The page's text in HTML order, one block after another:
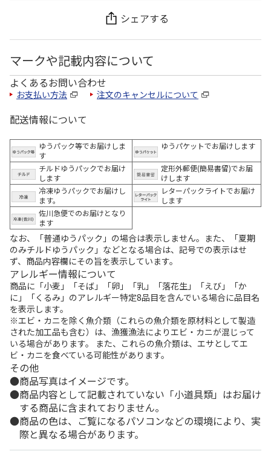
シェアする
マークや記載内容について
よくあるお問い合わせ
お支払い方法 注文のキャンセルについて
配送情報について
ゆうパック等でお届けしま
す
ゆうパケットでお届けします
チルドゆうパックでお届け
します
定形外郵便(簡易書留)でお届
けします
冷凍ゆうパックでお届けし
ます。
レターパックライトでお届け
します
佐川急便でのお届けとなり
ます
なお、「普通ゆうパック」の場合は表示しません。また、「夏期
のみチルドゆうパック」などとなる場合は、記号での表示はせ
ず、商品内容欄にその旨を表示しています。
アレルギー情報について
商品に「小麦」「そば」「卵」「乳」「落花生」「えび」「か
に」「くるみ」のアレルギー特定8品目を含んでいる場合に品目名
を表示します。
※エビ・カニを除く魚介類（これらの魚介類を原材料として製造
された加工品も含む）は、漁獲漁法によりエビ・カニが混じって
いる場合があります。 また、これらの魚介類は、エサとしてエ
ビ・カニを食べている可能性があります。
その他
商品写真はイメージです。
商品内容として記載されていない「小道具類」はお届け
する商品に含まれておりません。
商品の色は、ご覧になるパソコンなどの環境により、実
際と異なる場合があります。